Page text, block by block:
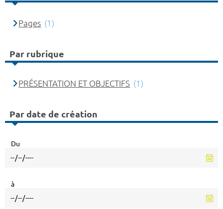
Pages (1)
Par rubrique
PRÉSENTATION ET OBJECTIFS (1)
Par date de création
Du
à